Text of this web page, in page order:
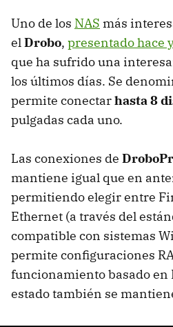
Uno de los NAS más
elDrobo, presentado hace
que ha sufrido una
los últimos días. Se
permite conectarhasta 8
pulgadas cada uno.
Las conexiones de
mantiene igual que en
permitiendo elegir entre
Ethernet (a través del
compatible con sistemas
permite configuraciones
funcionamiento basado en
estado también se